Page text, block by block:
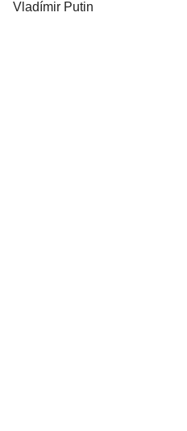
Vladímir Putin